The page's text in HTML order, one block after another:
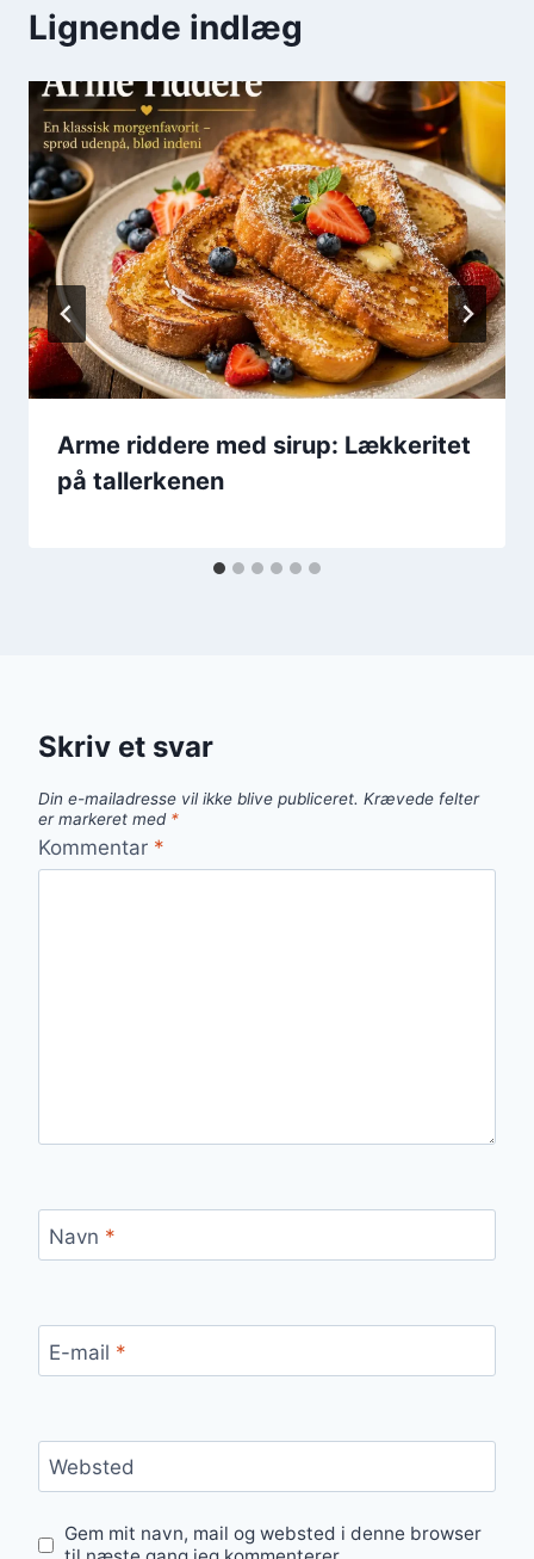
Lignende indlæg
Arme riddere med sirup: Lækkeritet
på tallerkenen
Skriv et svar
Din e-mailadresse vil ikke blive publiceret. Krævede felter
er markeret med *
Kommentar *
Navn *
E-mail *
Websted
Gem mit navn, mail og websted i denne browser